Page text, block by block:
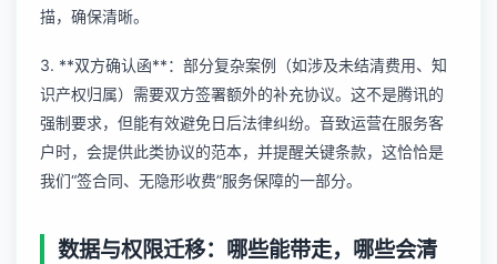
描，确保清晰。
3. **双方确认函**：部分复杂案例（如涉及未结清费用、知
识产权归属）需要双方签署额外的补充协议。这不是腾讯的
强制要求，但能有效避免日后法律纠纷。音致运营在服务客
户时，会提供此类协议的范本，并提醒关键条款，这恰恰是
我们“签合同、无隐形收费”服务保障的一部分。
数据与权限迁移：哪些能带走，哪些会清